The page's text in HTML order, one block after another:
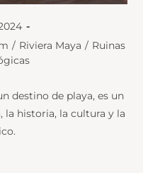
/ Riviera Maya / Ruinas
destino de playa, es un
la historia, la cultura y la